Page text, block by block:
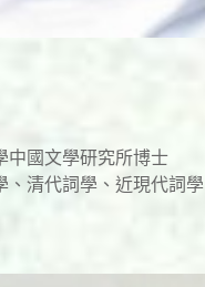
中國文學研究所博士
、清代詞學、近現代詞學